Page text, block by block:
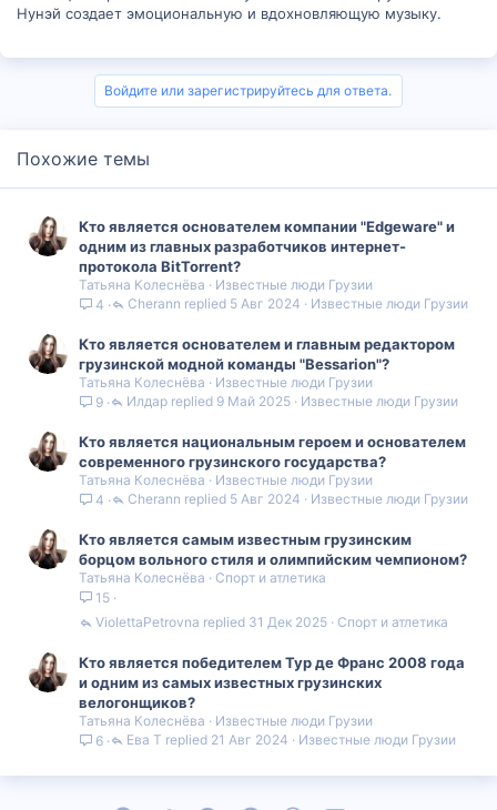
Нунэй создает эмоциональную и вдохновляющую музыку.
Войдите или зарегистрируйтесь для ответа.
Похожие темы
Кто является основателем компании "Edgeware" и
одним из главных разработчиков интернет-
протокола BitTorrent?
Татьяна Колеснёва
Известные люди Грузии
4
Известные люди Грузии
5 Авг 2024
Cherann
Кто является основателем и главным редактором
грузинской модной команды "Bessarion"?
Татьяна Колеснёва
Известные люди Грузии
9
Известные люди Грузии
9 Май 2025
Илдар
Кто является национальным героем и основателем
современного грузинского государства?
Татьяна Колеснёва
Известные люди Грузии
4
Известные люди Грузии
5 Авг 2024
Cherann
Кто является самым известным грузинским
борцом вольного стиля и олимпийским чемпионом?
Татьяна Колеснёва
Спорт и атлетика
15
Спорт и атлетика
31 Дек 2025
ViolettaPetrovna
Кто является победителем Тур де Франс 2008 года
и одним из самых известных грузинских
велогонщиков?
Татьяна Колеснёва
Известные люди Грузии
6
Известные люди Грузии
21 Авг 2024
Ева Т